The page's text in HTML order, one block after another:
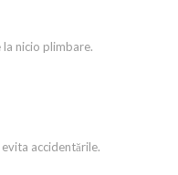
nicio plimbare.
accidentările.